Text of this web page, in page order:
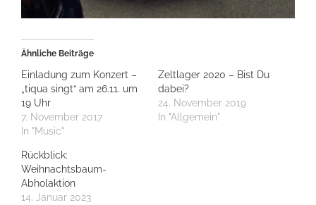
Ähnliche Beiträge
Einladung zum Konzert –
„tiqua singt“ am 26.11. um
19 Uhr
7. November 2017
In "Music"
Zeltlager 2020 – Bist Du
dabei?
24. November 2019
In "Allgemein"
Rückblick:
Weihnachtsbaum-
Abholaktion
14. Januar 2023